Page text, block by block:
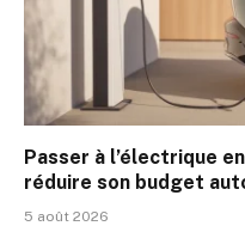
Passer à l’électrique
réduire son budget
5 août 2026